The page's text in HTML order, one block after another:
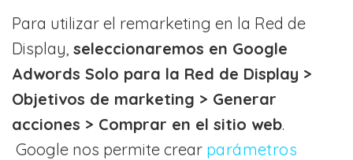
Para utilizar el remarketing en la Red de
Display, seleccionaremos en Google
Adwords Solo para la Red de Display >
Objetivos de marketing > Generar
acciones > Comprar en el sitio web.
Google nos permite crear parámetros